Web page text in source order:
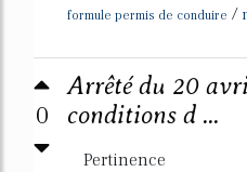
formule permis de conduire /
0
Arrêté du 20
conditions d ...
Pertinence